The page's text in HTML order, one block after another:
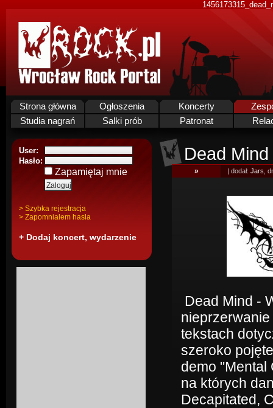
Strona główna Ogłoszenia Koncerty
Studia nagrań
Salki prób Patronat
User:
Hasło:
Zapamiętaj mnie
> Szybka rejestracja
> Zapomnialem hasla
+ Dodaj koncert, wydarzenie
Dead Mind
» | dodał: Jars ,
Dead Mind -
tekstach
szeroko
demo "Mental
na których
Decapitated,